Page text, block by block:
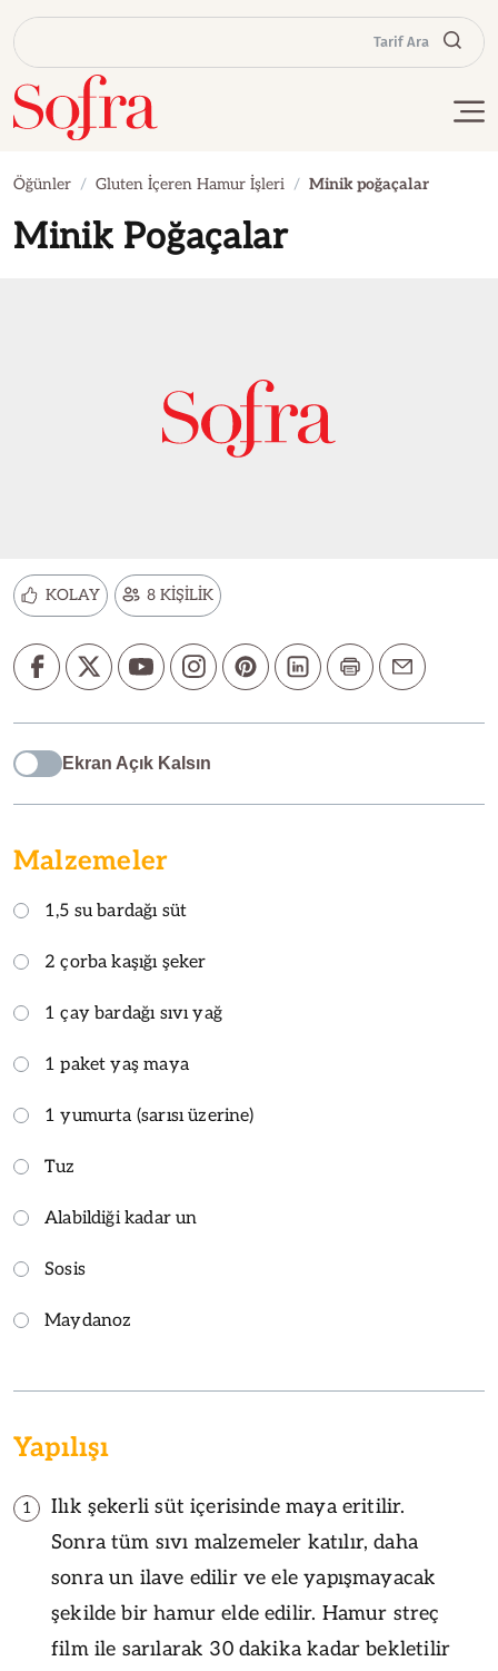
Tarif Ara
Öğünler Gluten İçeren Hamur İşleri Minik poğaçalar
Minik Poğaçalar
KOLAY 8 KİŞİLİK
Ekran Açık Kalsın
Malzemeler
1,5 su bardağı süt
2 çorba kaşığı şeker
1 çay bardağı sıvı yağ
1 paket yaş maya
1 yumurta (sarısı üzerine)
Tuz
Alabildiği kadar un
Sosis
Maydanoz
Yapılışı
1
Ilık şekerli süt içerisinde maya eritilir.
Sonra tüm sıvı malzemeler katılır, daha
sonra un ilave edilir ve ele yapışmayacak
şekilde bir hamur elde edilir. Hamur streç
film ile sarılarak 30 dakika kadar bekletilir